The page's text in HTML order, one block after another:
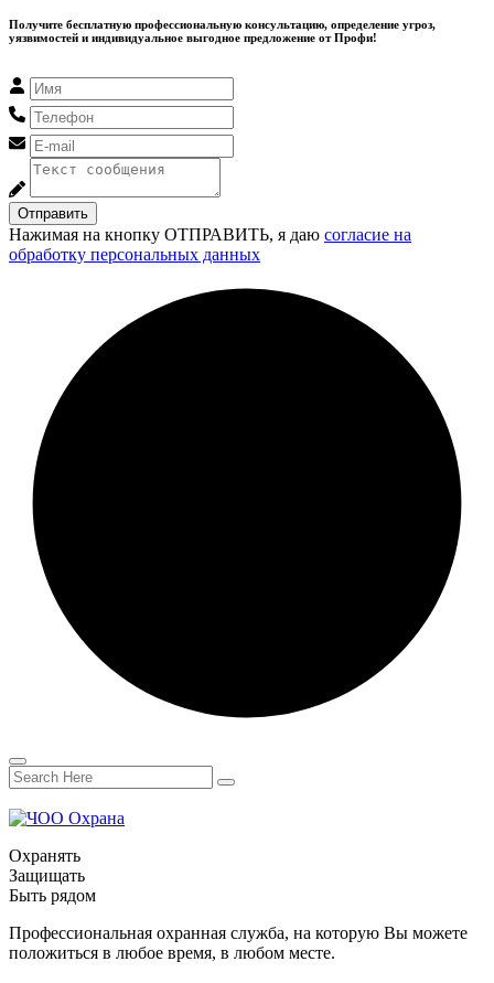
Получите бесплатную профессиональную консультацию, определение угроз,
уязвимостей и индивидуальное выгодное предложение от Профи!
Отправить
Нажимая на кнопку ОТПРАВИТЬ, я даю согласие на
обработку персональных данных
Охранять
Защищать
Быть рядом
Профессиональная охранная служба, на которую Вы можете
положиться в любое время, в любом месте.